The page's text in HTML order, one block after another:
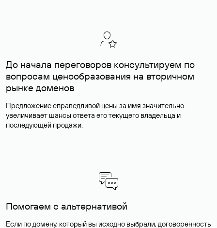
До начала переговоров консультируем по
вопросам ценообразования на вторичном
рынке доменов
Предложение справедливой цены за имя значительно
увеличивает шансы ответа его текущего владельца и
последующей продажи.
Помогаем с альтернативой
Если по домену, который вы исходно выбрали, договоренность